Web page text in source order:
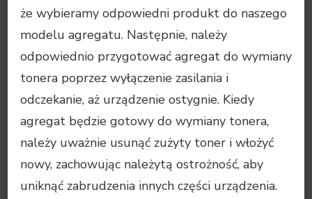
że wybieramy odpowiedni produkt do naszego
modelu agregatu. Następnie, należy
odpowiednio przygotować agregat do wymiany
tonera poprzez wyłączenie zasilania i
odczekanie, aż urządzenie ostygnie. Kiedy
agregat będzie gotowy do wymiany tonera,
należy uważnie usunąć zużyty toner i włożyć
nowy, zachowując należytą ostrożność, aby
uniknąć zabrudzenia innych części urządzenia.